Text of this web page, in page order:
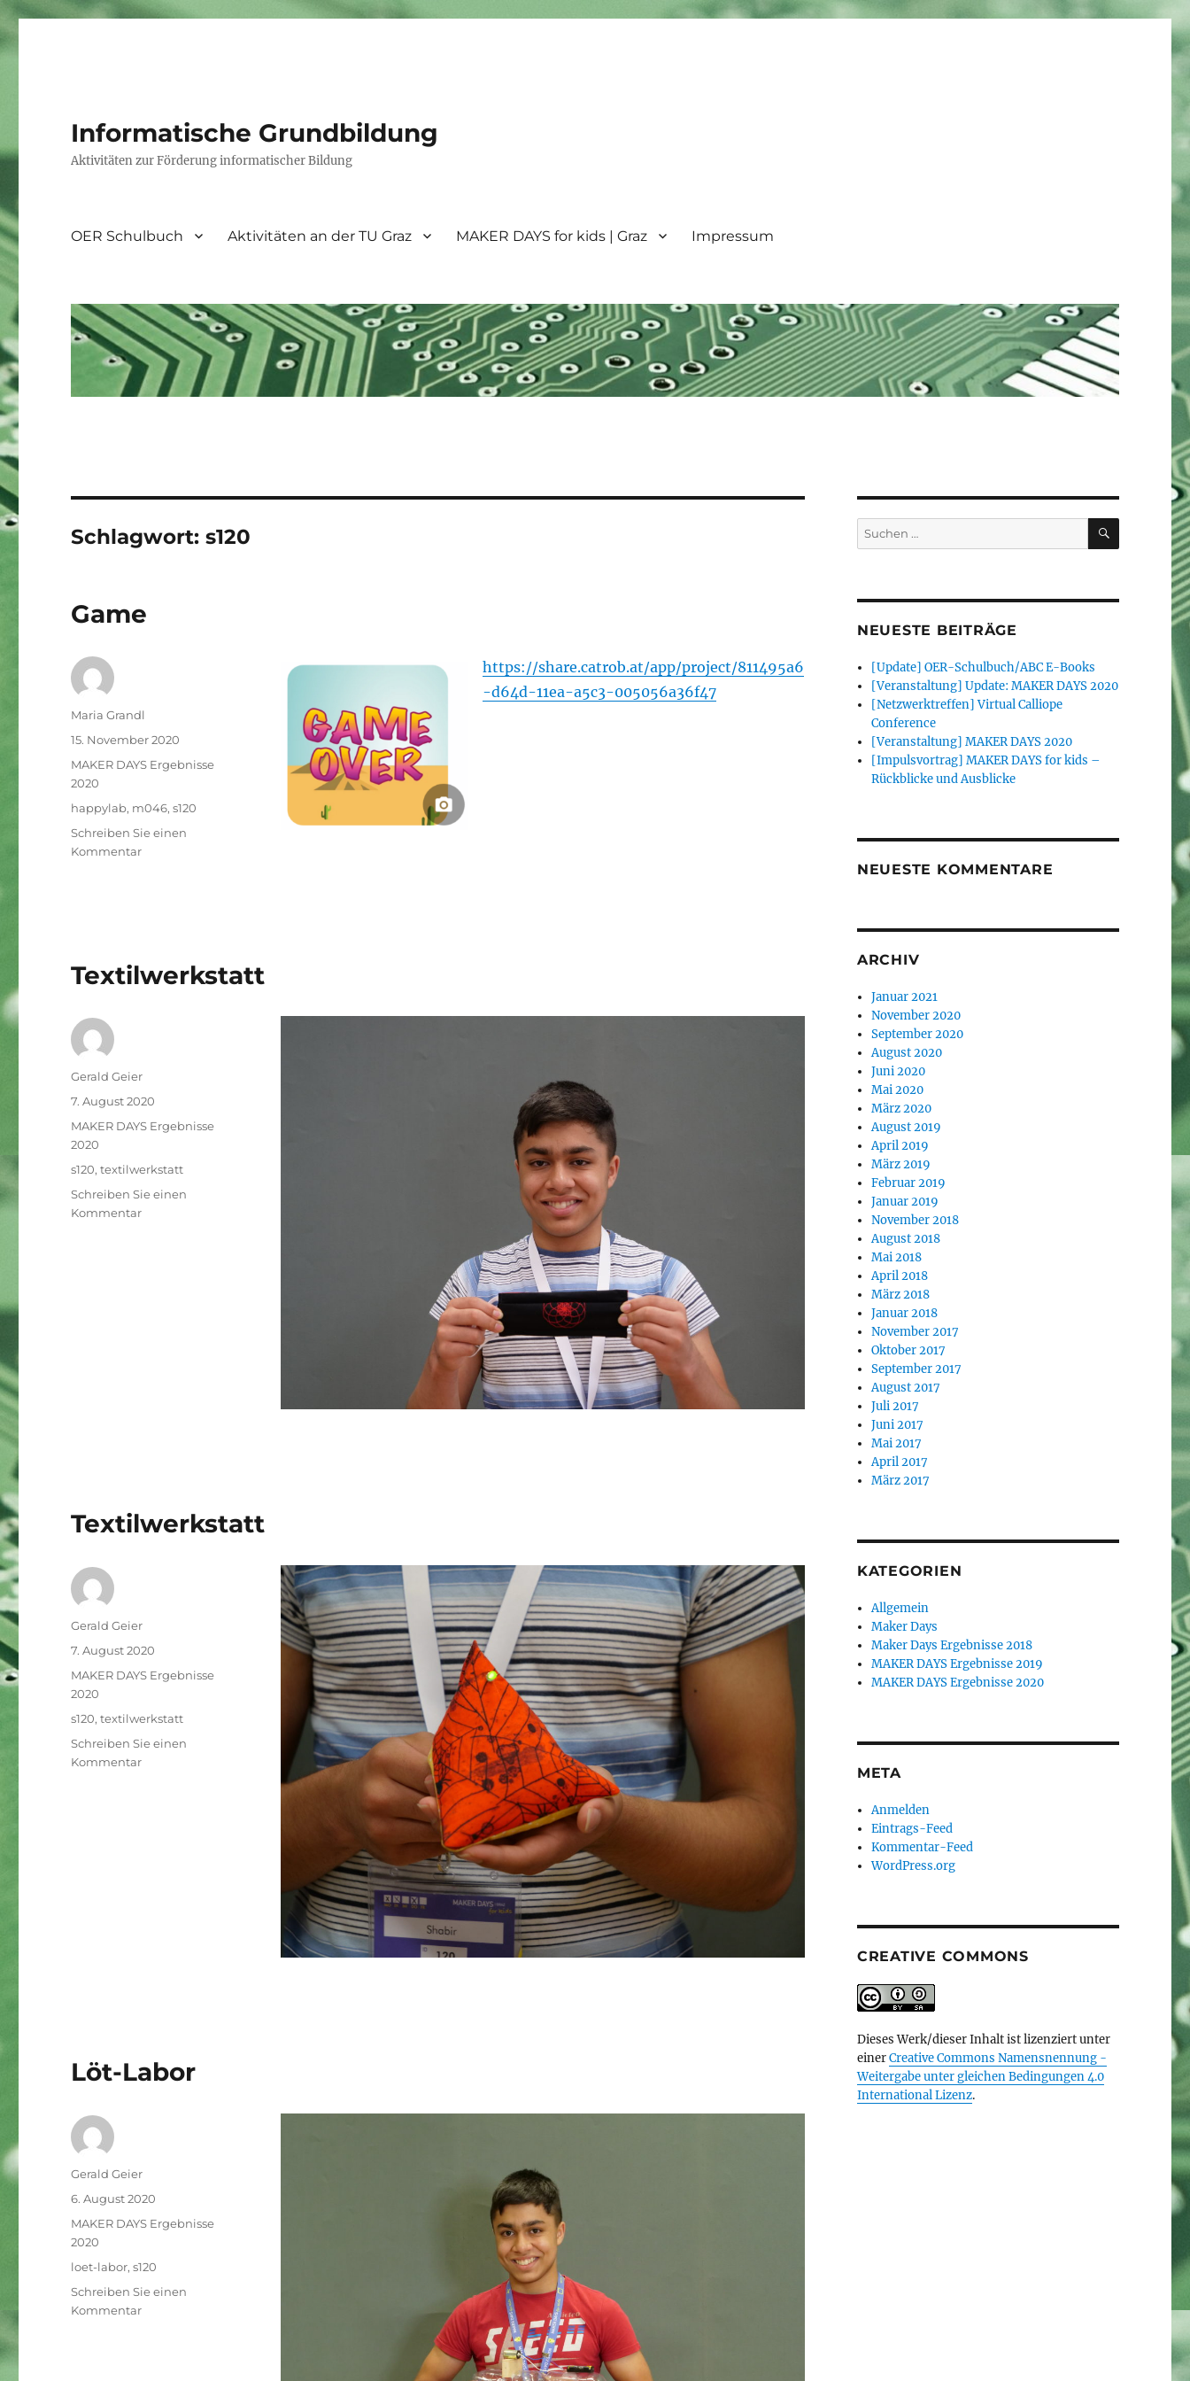
Informatische Grundbildung
Aktivitäten zur Förderung informatischer Bildung
OER Schulbuch Aktivitäten an der TU Graz MAKER DAYS for kids | Graz Impressum
Schlagwort:s120
Game
https://share.catrob.at/app/project/811495a6
-d64d-11ea-a5c3-005056a36f47
Autor
Maria Grandl
Veröffentlicht
15. November 2020
Kategorien
MAKER DAYS Ergebnisse
2020
Schlagwörter
happylab, m046,s120
Schreiben Sie einen
Kommentarzu
Textilwerkstatt
Autor
Gerald Geier
Veröffentlicht
am
7. August 2020
Kategorien
MAKER DAYS Ergebnisse
2020
Schlagwörter
s120,textilwerkstatt
Schreiben Sie einen
Kommentarzu
Textilwerkstatt
Autor
Gerald Geier
Veröffentlicht
7. August 2020
Kategorien
MAKER DAYS Ergebnisse
2020
Schlagwörter
s120,textilwerkstatt
Schreiben Sie einen
Kommentarzu
Löt-Labor
Autor
Gerald Geier
Veröffentlicht
6. August 2020
Kategorien
MAKER DAYS Ergebnisse
2020
Schlagwörter
loet-labor,s120
Schreiben Sie einen
Kommentarzu
Suchen
nach:
SUCHEN
NEUESTE BEITRÄGE
[Update] OER-Schulbuch/ABC E-Books
[Veranstaltung] Update: MAKER DAYS 2020
[Netzwerktreffen] Virtual Calliope
Conference
[Veranstaltung] MAKER DAYS 2020
[Impulsvortrag] MAKER DAYS for kids –
Rückblicke und Ausblicke
NEUESTE KOMMENTARE
ARCHIV
Januar 2021
November 2020
September 2020
August 2020
Juni 2020
Mai 2020
März 2020
August 2019
April 2019
März 2019
Februar 2019
Januar 2019
November 2018
August 2018
Mai 2018
April 2018
März 2018
Januar 2018
November 2017
Oktober 2017
September 2017
August 2017
Juli 2017
Juni 2017
Mai 2017
April 2017
März 2017
KATEGORIEN
Allgemein
Maker Days
Maker Days Ergebnisse 2018
MAKER DAYS Ergebnisse 2019
MAKER DAYS Ergebnisse 2020
META
Anmelden
Eintrags-Feed
Kommentar-Feed
WordPress.org
CREATIVE COMMONS
Dieses Werk/dieser Inhalt ist lizenziert unter
einerCreative Commons Namensnennung -
Weitergabe unter gleichen Bedingungen 4.0
International Lizenz.